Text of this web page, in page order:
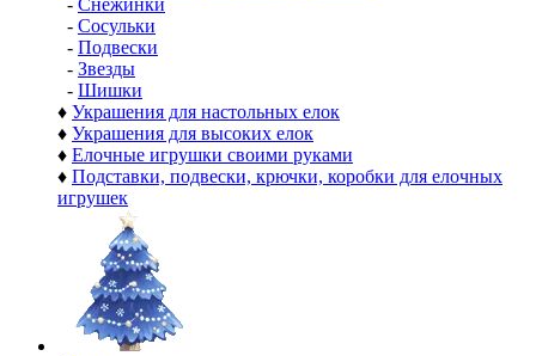
- Снежинки
- Сосульки
- Подвески
- Звезды
- Шишки
♦ Украшения для настольных елок
♦ Украшения для высоких елок
♦ Елочные игрушки своими руками
♦ Подставки, подвески, крючки, коробки для елочных
игрушек